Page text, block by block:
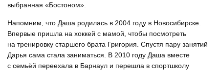
выбранная «Бостоном».
Напомним, что Даша родилась в 2004 году в Новосибирске.
Впервые пришла на хоккей с мамой, чтобы посмотреть
на тренировку старшего брата Григория. Спустя пару занятий
Дарья сама стала заниматься. В 2010 году Даша вместе
с семьёй переехала в Барнаул и перешла в спортшколу